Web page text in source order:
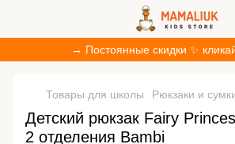
→ Постоянные скидки ✨
Товары для школы Рюкзаки и
Детский рюкзак Fairy
2 отделения Bambi